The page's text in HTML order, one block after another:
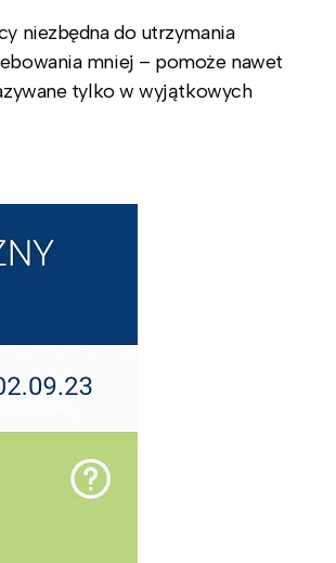
niezbędna do utrzymania
mniej – pomoże nawet
tylko w wyjątkowych